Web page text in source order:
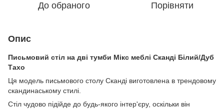
До обраного Порівняти
Опис
Письмовий стіл на дві тумби Мікс меблі Сканді Білий/Дуб
Тахо
Ця модель письмового столу Сканді виготовлена в трендовому
скандинаському стилі.
Стіл чудово підійде до будь-якого інтер'єру, оскільки він